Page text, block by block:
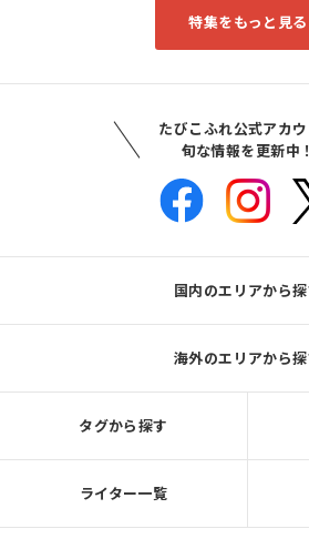
特集をもっと見る
たびこふれ公式アカ
旬な情報を更新中！
国内のエリアから
海外のエリアから
タグから探す
ライター一覧